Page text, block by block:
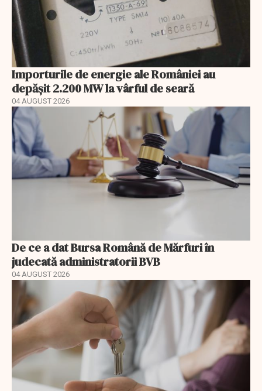
Importurile de energie ale României au
depășit 2.200 MW la vârful de seară
04 AUGUST 2026
De ce a dat Bursa Română de Mărfuri în
judecată administratorii BVB
04 AUGUST 2026